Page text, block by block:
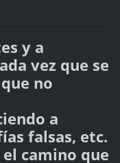
y a
vez que se
no
a
falsas, etc.
camino que